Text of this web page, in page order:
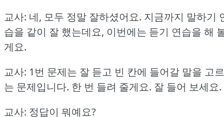
교사: 네, 모두 정말 잘하셨어요. 지금까지 말하기
습을 같이 잘 했는데요, 이번에는 듣기 연습을 해
게요.
교사: 1번 문제는 잘 듣고 빈 칸에 들어갈 말을 고르
는 문제입니다. 한 번 들려 줄게요. 잘 들어 보세요.
교사: 정답이 뭐예요?